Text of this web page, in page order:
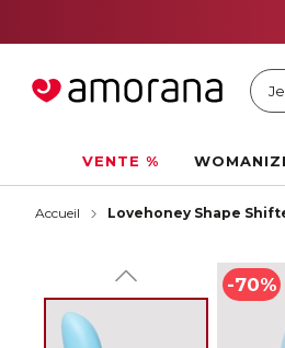
VENTE %
Accueil Lovehoney Shape
-70%